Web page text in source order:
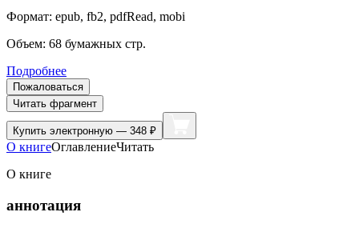
Формат: epub, fb2, pdfRead, mobi
Объем: 68 бумажных стр.
Подробнее
Пожаловаться
Читать фрагмент
Купить электронную — 348 ₽
О книгеОглавлениеЧитать
О книге
аннотация